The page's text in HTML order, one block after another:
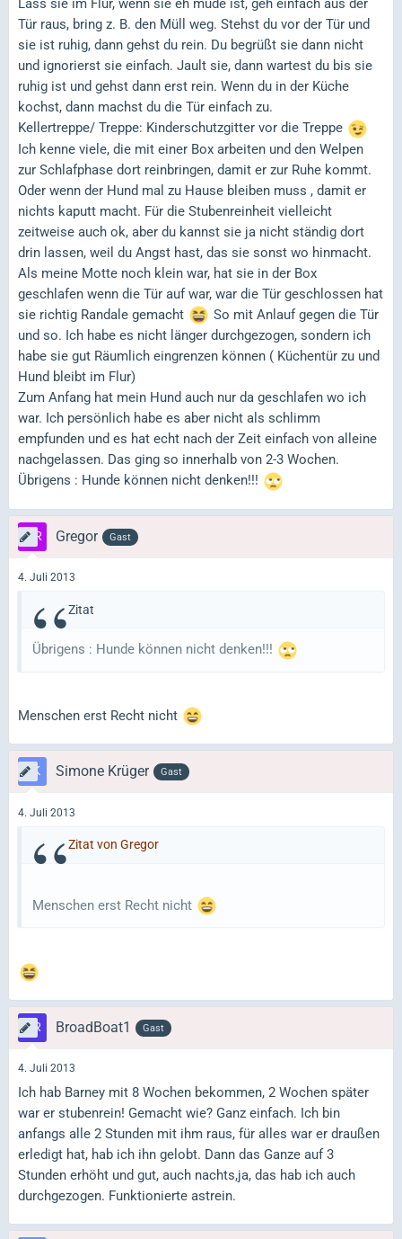
Lass sie im Flur, wenn sie eh müde ist, geh einfach aus der
Tür raus, bring z. B. den Müll weg. Stehst du vor der Tür und
sie ist ruhig, dann gehst du rein. Du begrüßt sie dann nicht
und ignorierst sie einfach. Jault sie, dann wartest du bis sie
ruhig ist und gehst dann erst rein. Wenn du in der Küche
kochst, dann machst du die Tür einfach zu.
Kellertreppe/ Treppe: Kinderschutzgitter vor die Treppe
Ich kenne viele, die mit einer Box arbeiten und den Welpen
zur Schlafphase dort reinbringen, damit er zur Ruhe kommt.
Oder wenn der Hund mal zu Hause bleiben muss , damit er
nichts kaputt macht. Für die Stubenreinheit vielleicht
zeitweise auch ok, aber du kannst sie ja nicht ständig dort
drin lassen, weil du Angst hast, das sie sonst wo hinmacht.
Als meine Motte noch klein war, hat sie in der Box
geschlafen wenn die Tür auf war, war die Tür geschlossen hat
sie richtig Randale gemacht
So mit Anlauf gegen die Tür
und so. Ich habe es nicht länger durchgezogen, sondern ich
habe sie gut Räumlich eingrenzen können ( Küchentür zu und
Hund bleibt im Flur)
Zum Anfang hat mein Hund auch nur da geschlafen wo ich
war. Ich persönlich habe es aber nicht als schlimm
empfunden und es hat echt nach der Zeit einfach von alleine
nachgelassen. Das ging so innerhalb von 2-3 Wochen.
Übrigens : Hunde können nicht denken!!!
Gregor Gast
4. Juli 2013
Zitat
Übrigens : Hunde können nicht denken!!!
Menschen erst Recht nicht
Simone Krüger Gast
4. Juli 2013
Zitat von Gregor
Menschen erst Recht nicht
BroadBoat1 Gast
4. Juli 2013
Ich hab Barney mit 8 Wochen bekommen, 2 Wochen später
war er stubenrein! Gemacht wie? Ganz einfach. Ich bin
anfangs alle 2 Stunden mit ihm raus, für alles war er draußen
erledigt hat, hab ich ihn gelobt. Dann das Ganze auf 3
Stunden erhöht und gut, auch nachts,ja, das hab ich auch
durchgezogen. Funktionierte astrein.